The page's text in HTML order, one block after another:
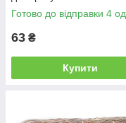
Готово до відправки 4 од.
63 ₴
Купити